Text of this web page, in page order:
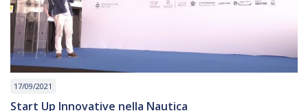
17/09/2021
Start Up Innovative nella Nautica